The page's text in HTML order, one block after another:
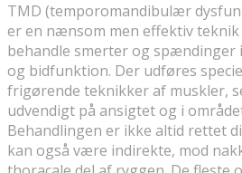
TMD (temporomandibulær
er en nænsom men effektiv
behandle smerter og spændinger
og bidfunktion. Der udføres
frigørende teknikker af muskler,
udvendigt på ansigtet og i
Behandlingen er ikke altid rettet
kan også være indirekte, mod